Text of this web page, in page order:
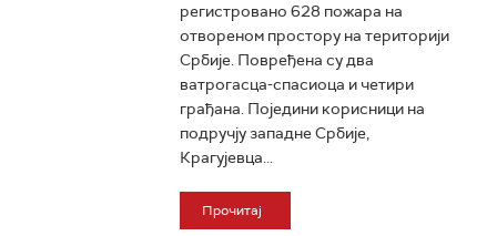
регистровано 628 пожара на
отвореном простору на територији
Србије. Повређена су два
ватрогасца-спасиоца и четири
грађана. Поједини корисници на
подручју западне Србије,
Крагујевца...
Прочитај